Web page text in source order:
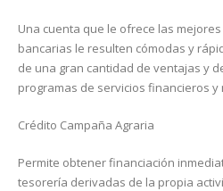
Una cuenta que le ofrece las
bancarias le resulten cómodas y
de una gran cantidad de ventajas y
programas de servicios financieros
Crédito Campaña Agraria
Permite obtener financiación
tesorería derivadas de la propia